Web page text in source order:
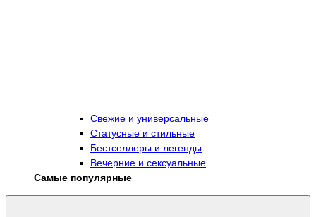
Свежие и универсальные
Статусные и стильные
Бестселлеры и легенды
Вечерние и сексуальные
Самые популярные